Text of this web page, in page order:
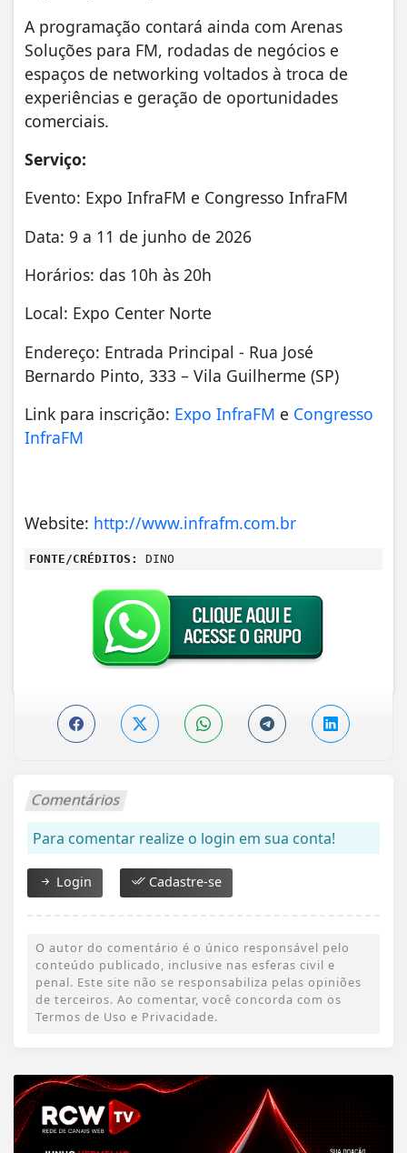
A programação contará ainda com Arenas
Soluções para FM, rodadas de negócios e
espaços de networking voltados à troca de
experiências e geração de oportunidades
comerciais.
Serviço:
Evento: Expo InfraFM e Congresso InfraFM
Data: 9 a 11 de junho de 2026
Horários: das 10h às 20h
Local: Expo Center Norte
Endereço: Entrada Principal - Rua José
Bernardo Pinto, 333 – Vila Guilherme (SP)
Link para inscrição: Expo InfraFM e Congresso
InfraFM
Website: http://www.infrafm.com.br
FONTE/CRÉDITOS: DINO
Comentários
Para comentar realize o login em sua conta!
Login Cadastre-se
O autor do comentário é o único responsável pelo
conteúdo publicado, inclusive nas esferas civil e
penal. Este site não se responsabiliza pelas opiniões
de terceiros. Ao comentar, você concorda com os
Termos de Uso e Privacidade.